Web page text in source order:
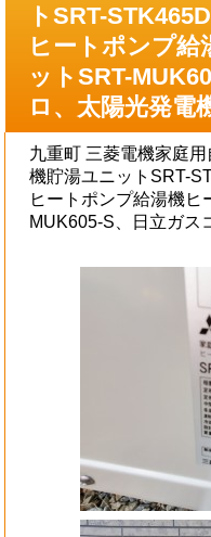
トSRT-
ヒートポンプ給
ットSRT-
ロ、太陽光発電
九重町 三菱電機家庭
機貯湯ユニットSRT-
ヒートポンプ給湯機ヒ
MUK605-S、日立ガス